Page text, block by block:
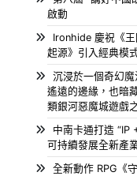
啟動
Ironhide 慶祝《
起源》引入經典模
沉浸於一個奇幻
遙遠的邊緣，也暗
類銀河惡魔城遊戲
中南卡通打造 “IP
可持續發展全新產
全新動作 RPG《